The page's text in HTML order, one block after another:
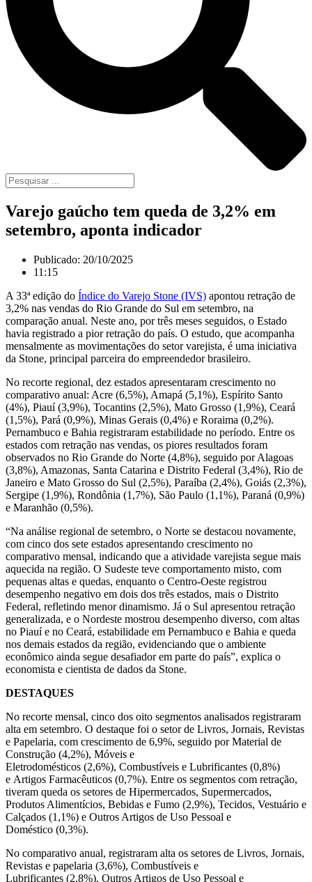
Varejo gaúcho tem queda de 3,2% em
setembro, aponta indicador
Publicado: 20/10/2025
11:15
A 33ª edição do Índice do Varejo Stone (IVS) apontou retração de
3,2% nas vendas do Rio Grande do Sul em setembro, na
comparação anual. Neste ano, por três meses seguidos, o Estado
havia registrado a pior retração do país. O estudo, que acompanha
mensalmente as movimentações do setor varejista, é uma iniciativa
da Stone, principal parceira do empreendedor brasileiro.
No recorte regional, dez estados apresentaram crescimento no
comparativo anual: Acre (6,5%), Amapá (5,1%), Espírito Santo
(4%), Piauí (3,9%), Tocantins (2,5%), Mato Grosso (1,9%), Ceará
(1,5%), Pará (0,9%), Minas Gerais (0,4%) e Roraima (0,2%).
Pernambuco e Bahia registraram estabilidade no período. Entre os
estados com retração nas vendas, os piores resultados foram
observados no Rio Grande do Norte (4,8%), seguido por Alagoas
(3,8%), Amazonas, Santa Catarina e Distrito Federal (3,4%), Rio de
Janeiro e Mato Grosso do Sul (2,5%), Paraíba (2,4%), Goiás (2,3%),
Sergipe (1,9%), Rondônia (1,7%), São Paulo (1,1%), Paraná (0,9%)
e Maranhão (0,5%).
“Na análise regional de setembro, o Norte se destacou novamente,
com cinco dos sete estados apresentando crescimento no
comparativo mensal, indicando que a atividade varejista segue mais
aquecida na região. O Sudeste teve comportamento misto, com
pequenas altas e quedas, enquanto o Centro-Oeste registrou
desempenho negativo em dois dos três estados, mais o Distrito
Federal, refletindo menor dinamismo. Já o Sul apresentou retração
generalizada, e o Nordeste mostrou desempenho diverso, com altas
no Piauí e no Ceará, estabilidade em Pernambuco e Bahia e queda
nos demais estados da região, evidenciando que o ambiente
econômico ainda segue desafiador em parte do país”, explica o
economista e cientista de dados da Stone.
DESTAQUES
No recorte mensal, cinco dos oito segmentos analisados registraram
alta em setembro. O destaque foi o setor de Livros, Jornais, Revistas
e Papelaria, com crescimento de 6,9%, seguido por Material de
Construção (4,2%), Móveis e
Eletrodomésticos (2,6%), Combustíveis e Lubrificantes (0,8%)
e Artigos Farmacêuticos (0,7%). Entre os segmentos com retração,
tiveram queda os setores de Hipermercados, Supermercados,
Produtos Alimentícios, Bebidas e Fumo (2,9%), Tecidos, Vestuário e
Calçados (1,1%) e Outros Artigos de Uso Pessoal e
Doméstico (0,3%).
No comparativo anual, registraram alta os setores de Livros, Jornais,
Revistas e papelaria (3,6%), Combustíveis e
Lubrificantes (2,8%), Outros Artigos de Uso Pessoal e